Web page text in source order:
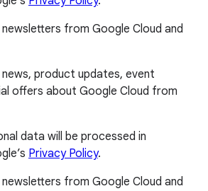
from Google Cloud and
product updates, event
offers about Google Cloud from
data will be processed in
Privacy Policy.
from Google Cloud and